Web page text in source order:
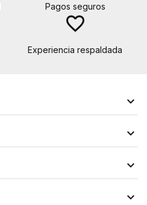
Pagos seguros
favorite_border
Experiencia respaldada



